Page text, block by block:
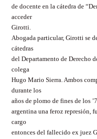
de docente en la cátedra de
acceder
Girotti.
Abogada particular, Girotti se
cátedras
del Departamento de Derecho
colega
Hugo Mario Sierra. Ambos
durante los
años de plomo de fines de los
argentina una feroz represión,
cargo
entonces del fallecido ex juez